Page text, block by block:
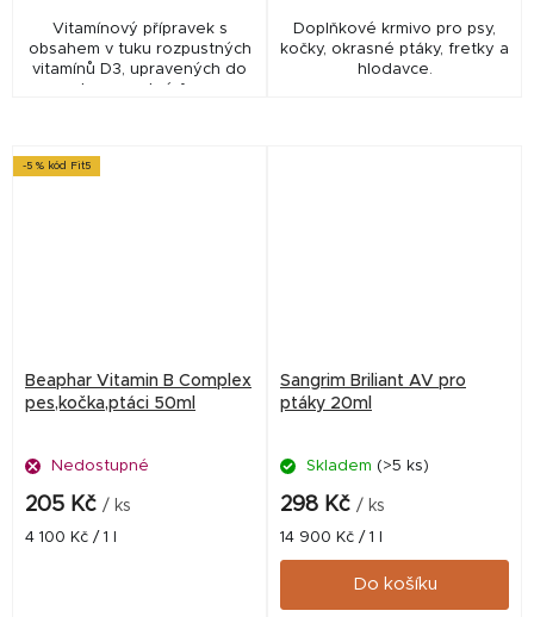
Vitamínový přípravek s
obsahem v tuku rozpustných
vitamínů D3, upravených do
vodorozpustné formy.
Doplňkové krmivo pro psy,
kočky, okrasné ptáky, fretky a
hlodavce.
-5 % kód Fit5
Beaphar Vitamin B Complex
pes,kočka,ptáci 50ml
Nedostupné
205 Kč / ks
Měrná
4 100 Kč / 1 l
Sangrim Briliant AV pro
ptáky 20ml
Skladem (>5 ks)
298 Kč / ks
Měrná
cena:
14 900 Kč / 1 l
Do košíku